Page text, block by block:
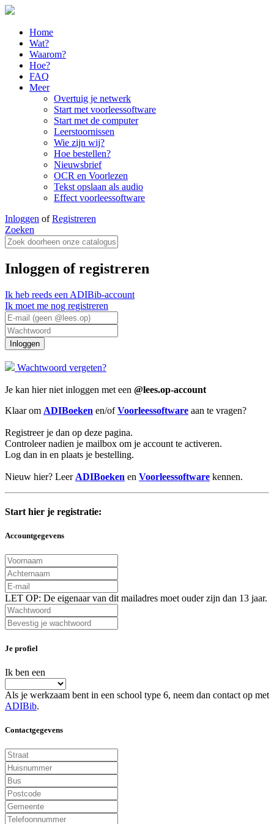
Home
Wat?
Waarom?
Hoe?
FAQ
Meer
Overtuig je netwerk
Start met voorleessoftware
Start met de computer
Leerstoornissen
Wie zijn wij?
Hoe bestellen?
Nieuwsbrief
OCR en Voorlezen
Tekst opslaan als audio
Effect voorleessoftware
Inloggen ofRegistreren
Zoeken
Inloggen of registreren
Ik heb reeds een ADIBib-account
Ik moet me nog registreren
Inloggen
Wachtwoord vergeten?
Je kan hier niet inloggen met een @lees.op-account
Klaar om ADIBoeken en/ofVoorleessoftware aan te vragen?
Registreer je dan op deze pagina.
Controleer nadien je mailbox om je account te activeren.
Log dan in en plaats je bestelling.
Nieuw hier? Leer ADIBoeken en Voorleessoftware kennen.
Start hier je registratie:
Accountgegevens
LET OP: De eigenaar van dit mailadres moet ouder zijn dan 13 jaar.
Je profiel
Ik ben een
Als je werkzaam bent in een school type 6, neem dan contact op met
ADIBib.
Contactgegevens